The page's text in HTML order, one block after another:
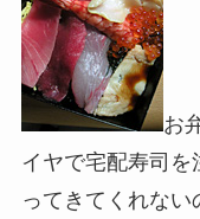
お
イヤで宅配寿司
ってきてくれない